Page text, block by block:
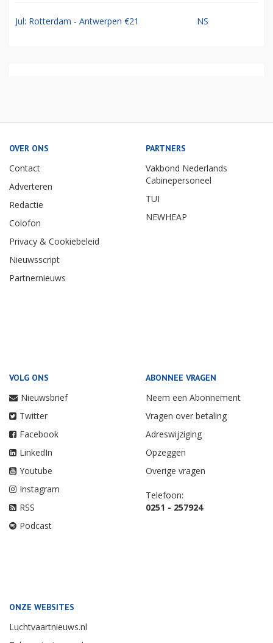
Jul: Rotterdam - Antwerpen €21 NS
OVER ONS
Contact
Adverteren
Redactie
Colofon
Privacy & Cookiebeleid
Nieuwsscript
Partnernieuws
PARTNERS
Vakbond Nederlands
Cabinepersoneel
TUI
NEWHEAP
VOLG ONS
Nieuwsbrief
Twitter
Facebook
LinkedIn
Youtube
Instagram
RSS
Podcast
ABONNEE VRAGEN
Neem een Abonnement
Vragen over betaling
Adreswijziging
Opzeggen
Overige vragen
Telefoon:
0251 - 257924
ONZE WEBSITES
Luchtvaartnieuws.nl